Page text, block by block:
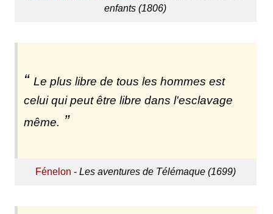
enfants (1806)
Le plus libre de tous les hommes est
celui qui peut être libre dans l'esclavage
même.
Fénelon - Les aventures de Télémaque (1699)